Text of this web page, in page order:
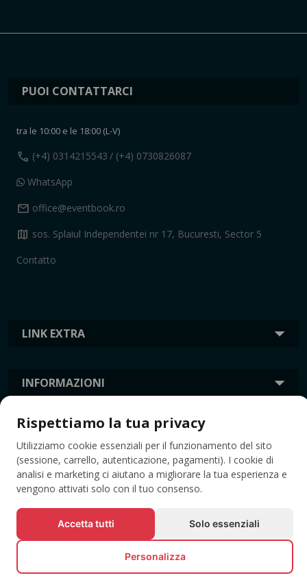
LINK EXTRA
INFORMAZIONI
PUOI CONTATTARCI
tra le 10:00 e le 18:00 (L-V)
call (+4) 0314215543 / (+4) 0730826087
WhatsApp
mail office@eventbook.ro
map sos. Splaiul Independentei nr 17, Bucuresti, Sector 5
Contatto
TAG
© Tutti i diritti riservati EVENTBOOK SRL.
Rispettiamo la tua privacy
Utilizziamo cookie essenziali per il funzionamento del sito
(sessione, carrello, autenticazione, pagamenti). I cookie di
analisi e marketing ci aiutano a migliorare la tua esperienza e
vengono attivati solo con il tuo consenso.
Accetta tutti Solo essenziali
Personalizza